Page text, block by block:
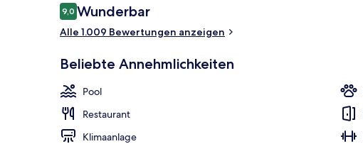
Bewertungen
9,09,0 von 10.
Wunderbar
Alle 1.009 Bewertungen anzeigen
Beliebte Annehmlichkeiten
Pool
Restaurant
Klimaanlage